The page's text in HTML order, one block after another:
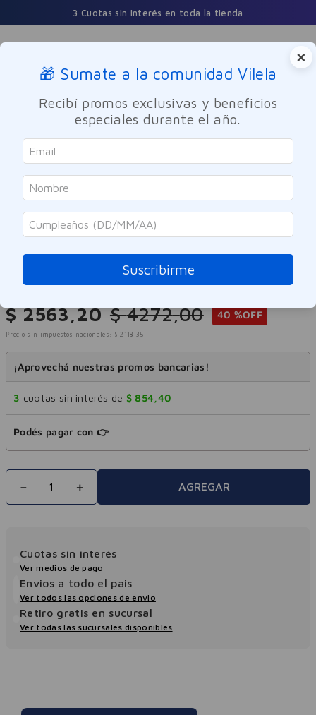
3 Cuotas sin interés en toda la tienda
Buscar
Cuidado Personal Higiene femenina Toallas Femeninas
Nosotras
Toallas Femeninas Nosotras
Invisible Clásica 16u
Referencia:8006686
$ 2563,20 $ 4272,00 40 %OFF
Precio sin impuestos nacionales: $ 2118 ,35
¡Aprovechá nuestras promos bancarias!
3 cuotas sin interés de $ 854,40
Podés pagar con 👉
＋
－ AGREGAR
Cuotas sin interés
Ver medios de pago
Envios a todo el pais
Ver todos las opciones de envio
Retiro gratis en sucursal
Ver todas las sucursales disponibles
×
🎁 Sumate a la comunidad Vilela
Recibí promos exclusivas y beneficios
especiales durante el año.
Suscribirme